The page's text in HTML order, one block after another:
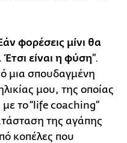
φορέσεις μίνι θα
είναι η φύση”.
μια σπουδαγμένη
μου, της οποίας
με το “life coaching”
της αγάπης
κοπέλες που